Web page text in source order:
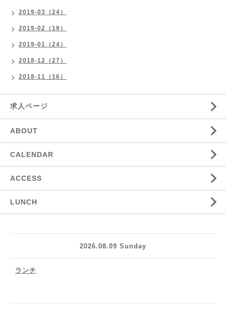
2019-03（24）
2019-02（19）
2019-01（24）
2018-12（27）
2018-11（16）
求人ページ
ABOUT
CALENDAR
ACCESS
LUNCH
2026.08.09 Sunday
ランチ